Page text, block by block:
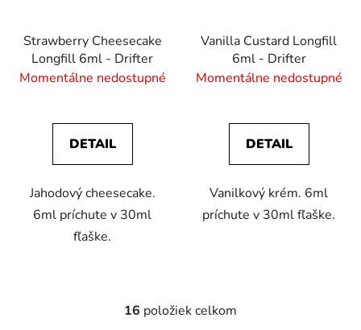
Strawberry Cheesecake
Longfill 6ml - Drifter
Momentálne nedostupné
DETAIL
Jahodový cheesecake.
6ml príchute v 30ml
fľaške.
Vanilla Custard Longfill
6ml - Drifter
Momentálne nedostupné
DETAIL
Vanilkový krém. 6ml
príchute v 30ml fľaške.
O
16 položiek celkom